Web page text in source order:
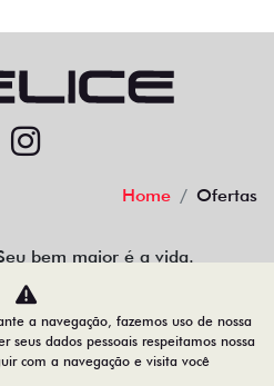
Home Ofertas
bem maior é a vida.
a navegação, fazemos uso de nossa
seus dados pessoais respeitamos nossa
com a navegação e visita você